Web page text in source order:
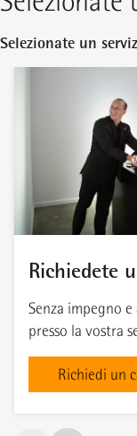
Selezionate un
Richiedete
Senza impegno
presso la vostra
Richiedi un